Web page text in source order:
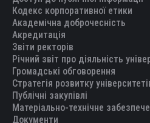
Кодекс корпоративної етики
Академічна доброчесність
Акредитація
Звіти ректорів
Річний звіт про діяльність
Громадські обговорення
Стратегія розвитку
Публічні закупівлі
Матеріально-технічне
Документи